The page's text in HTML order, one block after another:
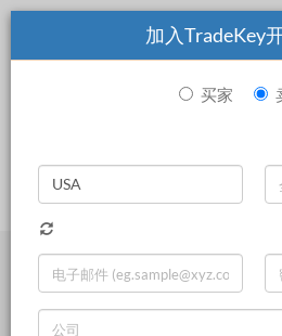
加入TradeKey
买家
Other Chemicals